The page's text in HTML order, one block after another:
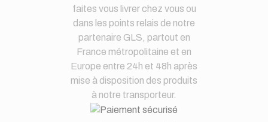
faites vous livrer chez vous ou
dans les points relais de notre
partenaire GLS, partout en
France métropolitaine et en
Europe entre 24h et 48h après
mise à disposition des produits
à notre transporteur.